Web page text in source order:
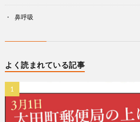
鼻呼吸
よく読まれている記事